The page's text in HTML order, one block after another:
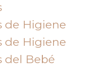
de Higiene
de Higiene
del Bebé